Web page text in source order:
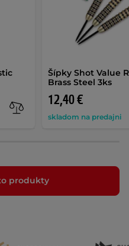
Šípky Shot Value
Brass Steel 3ks
12,40 €
skladom na predajni
produkty